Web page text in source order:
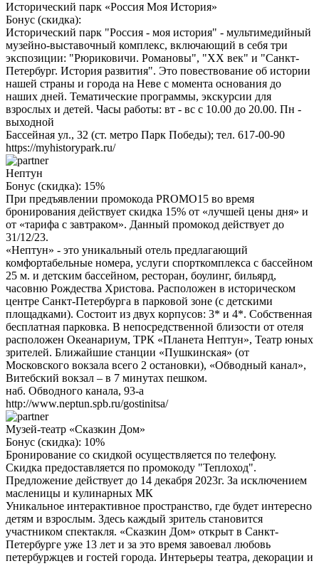
Исторический парк «Россия Моя История»
Бонус (скидка):
Исторический парк "Россия - моя история" - мультимедийный
музейно-выставочный комплекс, включающий в себя три
экспозиции: "Рюриковичи. Романовы", "ХХ век" и "Санкт-
Петербург. История развития". Это повествование об истории
нашей страны и города на Неве с момента основания до
наших дней. Тематические программы, экскурсии для
взрослых и детей. Часы работы: вт - вс с 10.00 до 20.00. Пн -
выходной
Бассейная ул., 32 (ст. метро Парк Победы); тел. 617-00-90
https://myhistorypark.ru/
Нептун
Бонус (скидка): 15%
При предъявлении промокода PROMO15 во время
бронирования действует скидка 15% от «лучшей цены дня» и
от «тарифа с завтраком». Данный промокод действует до
31/12/23.
«Нептун» - это уникальный отель предлагающий
комфортабельные номера, услуги спорткомплекса с бассейном
25 м. и детским бассейном, ресторан, боулинг, бильярд,
часовню Рождества Христова. Расположен в историческом
центре Санкт-Петербурга в парковой зоне (с детскими
площадками). Состоит из двух корпусов: 3* и 4*. Собственная
бесплатная парковка. В непосредственной близости от отеля
расположен Океанариум, ТРК «Планета Нептун», Театр юных
зрителей. Ближайшие станции «Пушкинская» (от
Московского вокзала всего 2 остановки), «Обводный канал»,
Витебский вокзал – в 7 минутах пешком.
наб. Обводного канала, 93-а
http://www.neptun.spb.ru/gostinitsa/
Музей-театр «Сказкин Дом»
Бонус (скидка): 10%
Бронирование со скидкой осуществляется по телефону.
Скидка предоставляется по промокоду "Теплоход".
Предложение действует до 14 декабря 2023г. За исключением
масленицы и кулинарных МК
Уникальное интерактивное пространство, где будет интересно
детям и взрослым. Здесь каждый зритель становится
участником спектакля. «Сказкин Дом» открыт в Санкт-
Петербурге уже 13 лет и за это время завоевал любовь
петербуржцев и гостей города. Интерьеры театра, декорации и